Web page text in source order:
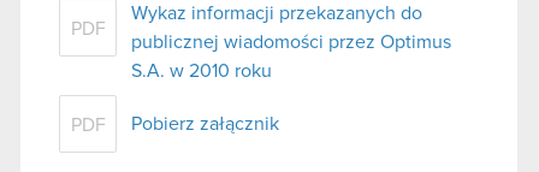
PDF
Wykaz informacji przekazanych do
publicznej wiadomości przez Optimus
S.A. w 2010 roku
PDF Pobierz załącznik